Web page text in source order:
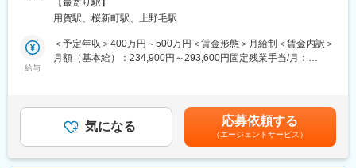
・土日祝休みの完全週休二日制でプライベートも充実
・正社員登用率90％以上、将来を見据えて働ける◎
・リモートワーク制度（月４回相談可能）
の。この生地は一般的なカットソー生地に比べると糸を非常にた
くさん使った、複雑な構造となっています。
■具体的には：
◇工場管理(サンプル及び量産品を手掛ける工場の指導、管理等)
◇納期・コスト・量産・原価管理業務、伝票入力(先上げ、納前対
応)
◇デザイナーの要望のための資料や資材調査、発注～管理業務
■業務の特徴：
～コレクションの根幹にいち早く携わることができます～
◇複雑な仕様、アイテム、また、特異な素材や薄物も多く、スキ
用賀駅、桜新町駅、上野毛駅
給与
＜予定年収＞400万円～500万円＜賃金形態＞月給制＜賃金内訳＞
月額（基本給）：234,900円～293,600円固定残業手当/月：
目安の金額であり、選考を通じて上下する可能性があります。月
給(月額)は固定手当を含めた表記です。
気になる 応募依頼する
（エージェントサービス）